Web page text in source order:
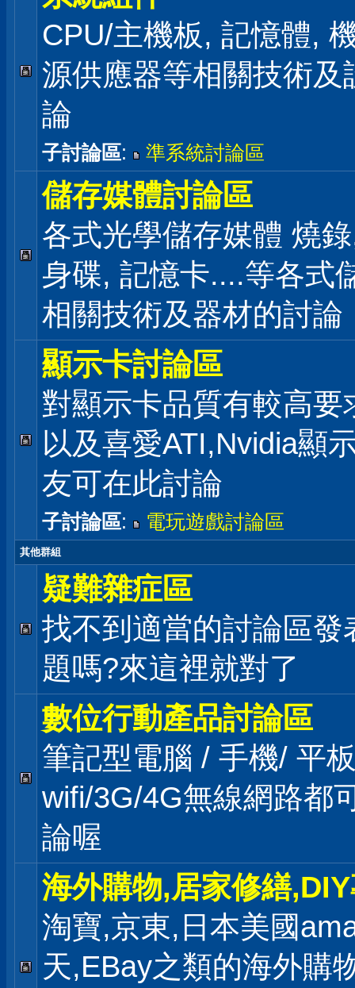
CPU/主機板, 記憶體,
源供應器等相關技術及
論
子討論區: 準系統討論區
儲存媒體討論區
各式光學儲存媒體 燒
身碟, 記憶卡....等各式
相關技術及器材的討論
顯示卡討論區
對顯示卡品質有較高要
以及喜愛ATI,Nvidia顯
友可在此討論
子討論區: 電玩遊戲討論區
其他群組
疑難雜症區
找不到適當的討論區發
題嗎?來這裡就對了
數位行動產品討論區
筆記型電腦 / 手機/ 平
wifi/3G/4G無線網路都
論喔
海外購物,居家修繕
淘寶,京東,日本美國
天,EBay之類的海外購